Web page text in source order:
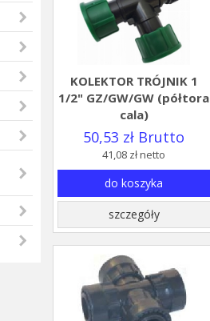
KOLEKTOR TRÓJNIK 1
1/2" GZ/GW/GW (półtora
cala)
50,53 zł Brutto
41,08 zł netto
do koszyka
szczegóły